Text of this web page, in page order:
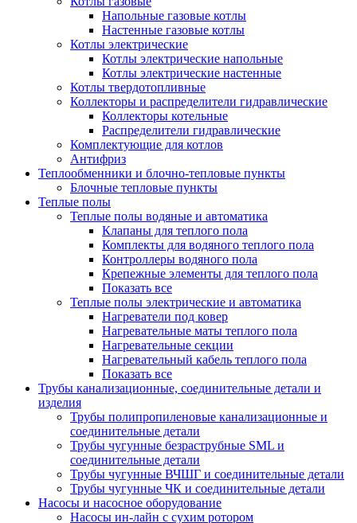
Напольные газовые котлы
Настенные газовые котлы
Котлы электрические
Котлы электрические напольные
Котлы электрические настенные
Котлы твердотопливные
Коллекторы и распределители гидравлические
Коллекторы котельные
Распределители гидравлические
Комплектующие для котлов
Антифриз
Теплообменники и блочно-тепловые пункты
Блочные тепловые пункты
Теплые полы
Теплые полы водяные и автоматика
Клапаны для теплого пола
Комплекты для водяного теплого пола
Контроллеры водяного пола
Крепежные элементы для теплого пола
Показать все
Теплые полы электрические и автоматика
Нагреватели под ковер
Нагревательные маты теплого пола
Нагревательные секции
Нагревательный кабель теплого пола
Показать все
Трубы канализационные, соединительные детали и
изделия
Трубы полипропиленовые канализационные и
соединительные детали
Трубы чугунные безраструбные SML и
соединительные детали
Трубы чугунные ВЧШГ и соединительные детали
Трубы чугунные ЧК и соединительные детали
Насосы и насосное оборудование
Насосы ин-лайн с сухим ротором